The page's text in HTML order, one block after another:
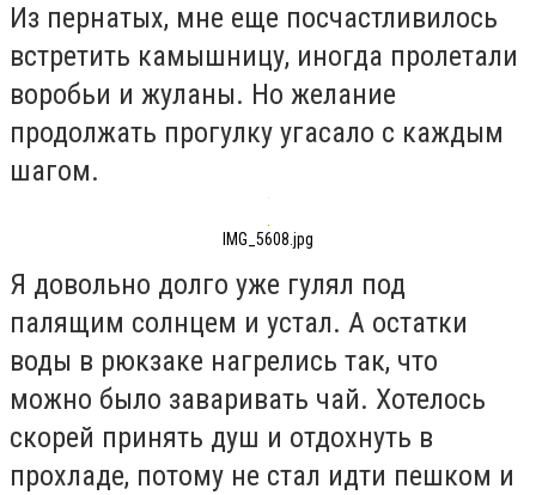
Из пернатых, мне еще посчастливилось
встретить камышницу, иногда пролетали
воробьи и жуланы. Но желание
продолжать прогулку угасало с каждым
шагом.
IMG_5608.jpg
Я довольно долго уже гулял под
палящим солнцем и устал. А остатки
воды в рюкзаке нагрелись так, что
можно было заваривать чай. Хотелось
скорей принять душ и отдохнуть в
прохладе, потому не стал идти пешком и